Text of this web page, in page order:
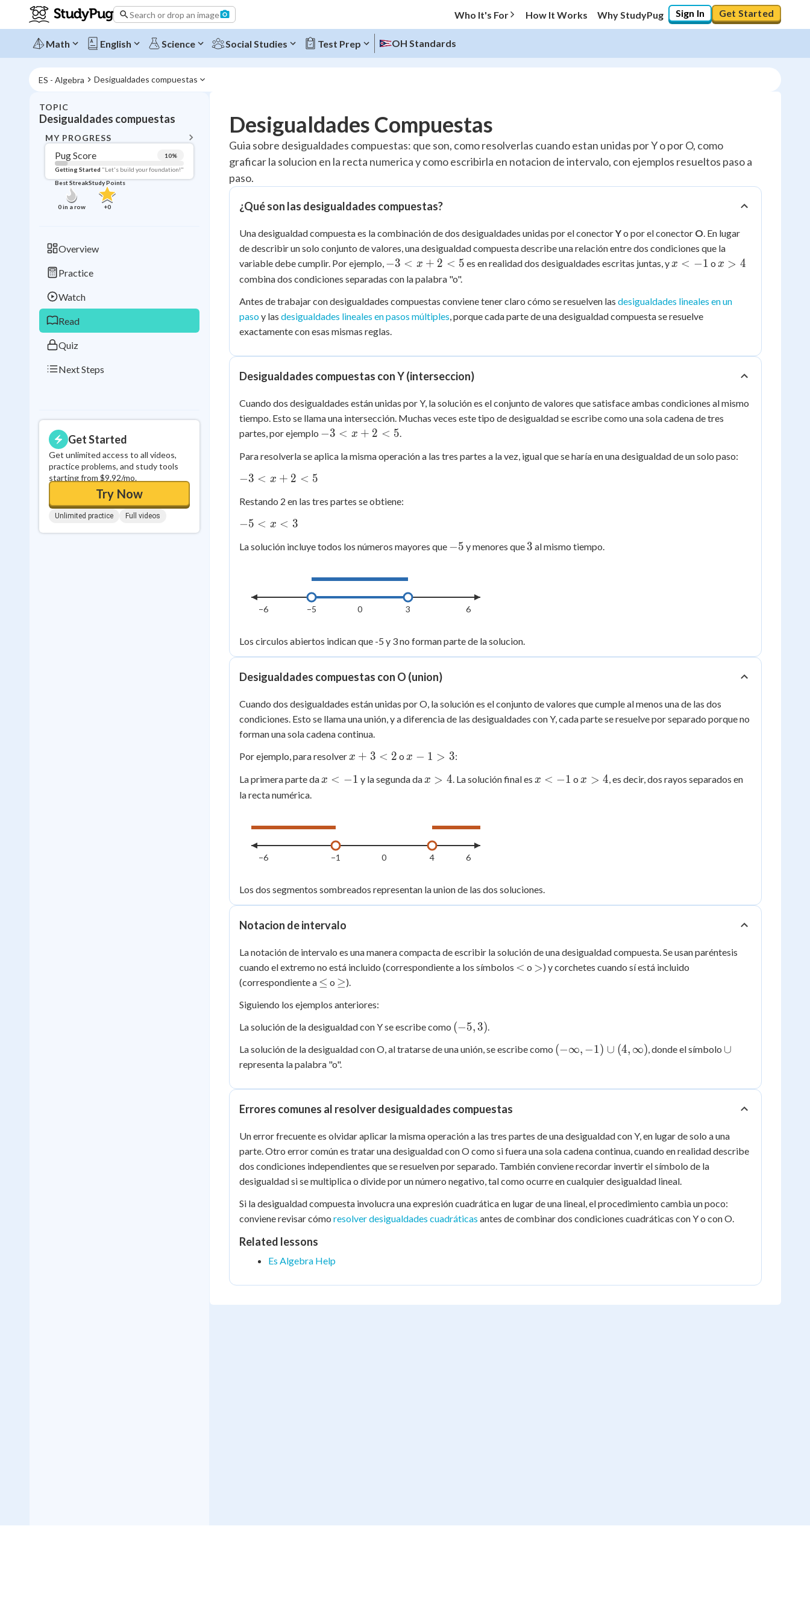
Search or drop an image Who It's For How It Works Why StudyPug Sign In Get Started
Math English Science Social Studies Test Prep OH Standards
ES - Algebra Desigualdades compuestas
TOPIC
Desigualdades compuestas
MY PROGRESS
Pug Score 10%
Getting Started "Let's build your foundation!"
Best Streak
0in a row
Study Points
+0
Overview
Practice
Watch
Read
Quiz
Next Steps
Get Started
Get unlimited access to all videos,
practice problems, and study tools
starting from $9.92/mo.
Try Now
Unlimited practice Full videos
Topic Progress
Pug Score 10%
Getting Started
Videos Watched
Read Reviewed
Best Quiz No attempts
in a row
Study Points
+0
Desigualdades Compuestas
Guia sobre desigualdades compuestas: que son, como resolverlas cuando estan unidas por Y o por O, como
graficar la solucion en la recta numerica y como escribirla en notacion de intervalo, con ejemplos resueltos paso a
paso.
¿Qué son las desigualdades compuestas?
Una desigualdad compuesta es la combinación de dos desigualdades unidas por el conectorYo por el conector O. En lugar
de describir un solo conjunto de valores, una desigualdad compuesta describe una relación entre dos condiciones que la
variable debe cumplir. Por ejemplo, -3
<
+
2
<
−3 < x + 2 < 5 es en realidad dos desigualdades escritas juntas, yx
x < −1 o x
x > 4
combina dos condiciones separadas con la palabra "o".
Antes de trabajar con desigualdades compuestas conviene tener claro cómo se resuelven las desigualdades lineales en un
pasoy las desigualdades lineales en pasos múltiples, porque cada parte de una desigualdad compuesta se resuelve
exactamente con esas mismas reglas.
Desigualdades compuestas con Y (interseccion)
Cuando dos desigualdades están unidas por Y, la solución es el conjunto de valores que satisface ambas condiciones al mismo
tiempo. Esto se llama una intersección. Muchas veces este tipo de desigualdad se escribe como una sola cadena de tres
partes, por ejemplo -3
x
<
−3 < x + 2 < 5.
Para resolverla se aplica la misma operación a las tres partes a la vez, igual que se haría en una desigualdad de un solo paso:
-3
x
<
−3 < x + 2 < 5
Restando 2 en las tres partes se obtiene:
-5
x
−5 < x < 3
La solución incluye todos los números mayores que -5
−5 y menores que 3
3 al mismo tiempo.
−6 −5 0 3 6
Los circulos abiertos indican que -5 y 3 no forman parte de la solucion.
Desigualdades compuestas con O (union)
Cuando dos desigualdades están unidas por O, la solución es el conjunto de valores que cumple al menos una de las dos
condiciones. Esto se llama una unión, y a diferencia de las desigualdades con Y, cada parte se resuelve por separado porque no
forman una sola cadena continua.
Por ejemplo, para resolver x
3
x + 3 < 2 ox
1
x − 1 > 3:
La primera parte da x
x < −1 y la segunda da x
x > 4. La solución final es x
x < −1 ox
x > 4, es decir, dos rayos separados en
la recta numérica.
−6 −1 0 4 6
Los dos segmentos sombreados representan la union de las dos soluciones.
Notacion de intervalo
La notación de intervalo es una manera compacta de escribir la solución de una desigualdad compuesta. Se usan paréntesis
cuando el extremo no está incluido (correspondiente a los símbolos <
< o >
>) y corchetes cuando sí está incluido
(correspondiente a \le
≤ o \ge
≥).
Siguiendo los ejemplos anteriores:
La solución de la desigualdad con Y se escribe como (-5,
(−5, 3).
La solución de la desigualdad con O, al tratarse de una unión, se escribe como (-
\cup
(−∞, −1) ∪ (4, ∞), donde el símbolo \cup
∪
representa la palabra "o".
Errores comunes al resolver desigualdades compuestas
Un error frecuente es olvidar aplicar la misma operación a las tres partes de una desigualdad con Y, en lugar de solo a una
parte. Otro error común es tratar una desigualdad con O como si fuera una sola cadena continua, cuando en realidad describe
dos condiciones independientes que se resuelven por separado. También conviene recordar invertir el símbolo de la
desigualdad si se multiplica o divide por un número negativo, tal como ocurre en cualquier desigualdad lineal.
Si la desigualdad compuesta involucra una expresión cuadrática en lugar de una lineal, el procedimiento cambia un poco:
conviene revisar cómo resolver desigualdades cuadráticas antes de combinar dos condiciones cuadráticas con Y o con O.
Related lessons
Es Algebra Help